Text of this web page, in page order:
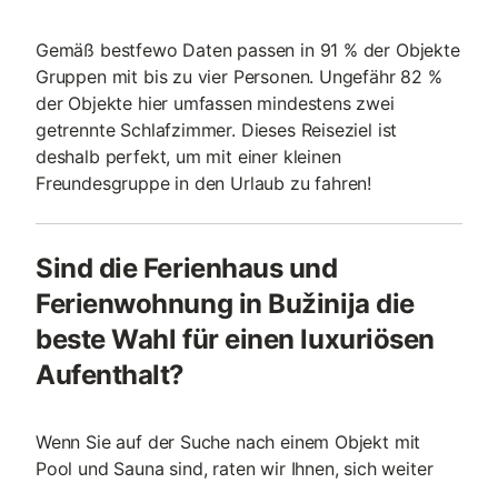
Gemäß bestfewo Daten passen in 91 % der Objekte
Gruppen mit bis zu vier Personen. Ungefähr 82 %
der Objekte hier umfassen mindestens zwei
getrennte Schlafzimmer. Dieses Reiseziel ist
deshalb perfekt, um mit einer kleinen
Freundesgruppe in den Urlaub zu fahren!
Sind die Ferienhaus und
Ferienwohnung in Bužinija die
beste Wahl für einen luxuriösen
Aufenthalt?
Wenn Sie auf der Suche nach einem Objekt mit
Pool und Sauna sind, raten wir Ihnen, sich weiter